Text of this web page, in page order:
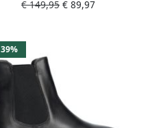
€ 149,95 € 89,97
39%